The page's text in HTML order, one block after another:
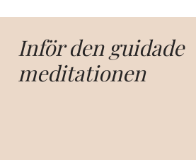
Inför den guidade
meditationen